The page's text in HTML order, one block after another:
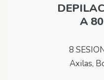
A
8
Axilas,